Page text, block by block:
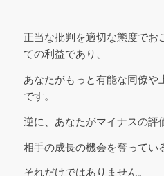
正当な批判を適切な態度でお
ての利益であり、
あなたがもっと有能な同僚や
です。
逆に、あなたがマイナスの評
相手の成長の機会を奪ってい
それだけではありません。